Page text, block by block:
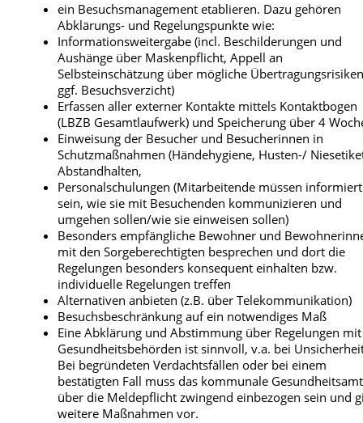
ein Besuchsmanagement etablieren. Dazu gehören
Abklärungs- und Regelungspunkte wie:
Informationsweitergabe (incl. Beschilderungen und
Aushänge über Maskenpflicht, Appell an
Selbsteinschätzung über mögliche
ggf. Besuchsverzicht)
Erfassen aller externer Kontakte mittels Kontaktbogen
(LBZB Gesamtlaufwerk) und Speicherung über 4
Einweisung der Besucher und Besucherinnen in
Schutzmaßnahmen (Händehygiene, Husten-/
Abstandhalten,
Personalschulungen (Mitarbeitende müssen informiert
sein, wie sie mit Besuchenden kommunizieren und
umgehen sollen/wie sie einweisen sollen)
Besonders empfängliche Bewohner und
mit den Sorgeberechtigten besprechen und dort die
Regelungen besonders konsequent einhalten bzw.
individuelle Regelungen treffen
Alternativen anbieten (z.B. über Telekommunikation)
Besuchsbeschränkung auf ein notwendiges Maß
Eine Abklärung und Abstimmung über Regelungen
Gesundheitsbehörden ist sinnvoll, v.a. bei
Bei begründeten Verdachtsfällen oder bei einem
bestätigten Fall muss das kommunale Gesundheitsamt
über die Meldepflicht zwingend einbezogen sein und
weitere Maßnahmen vor.